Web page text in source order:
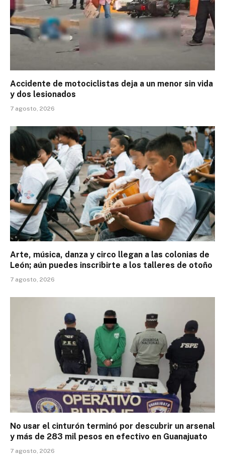
Accidente de motociclistas deja a un menor sin vida
y dos lesionados
7 agosto, 2026
Arte, música, danza y circo llegan a las colonias de
León; aún puedes inscribirte a los talleres de otoño
7 agosto, 2026
No usar el cinturón terminó por descubrir un arsenal
y más de 283 mil pesos en efectivo en Guanajuato
7 agosto, 2026